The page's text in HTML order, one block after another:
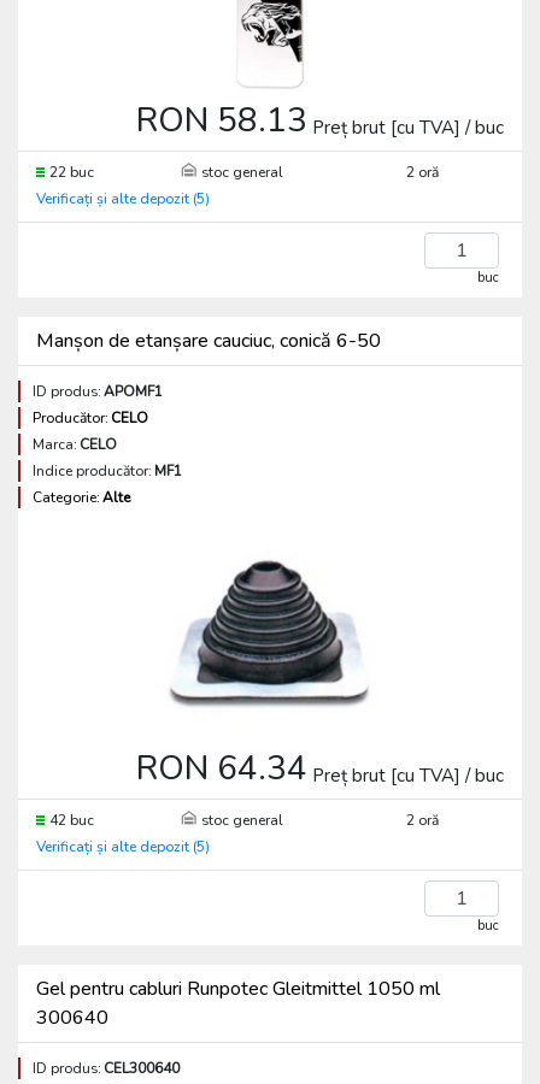
RON 58.13 Preț brut [cu TVA] / buc
22 buc stoc general
2 oră
Verificați și alte depozit (5)
buc
Manșon de etanșare cauciuc, conică 6-50
ID produs:APOMF1
Producător: CELO
Marca: CELO
Indice producător:MF1
Categorie:Alte
RON 64.34 Preț brut [cu TVA] / buc
42 buc stoc general
2 oră
Verificați și alte depozit (5)
buc
Gel pentru cabluri Runpotec Gleitmittel 1050 ml
300640
ID produs: CEL300640